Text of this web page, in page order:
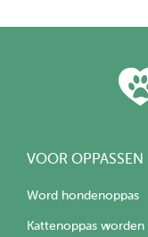
VOOR OPPASSEN
Word hondenoppas
Kattenoppas worden